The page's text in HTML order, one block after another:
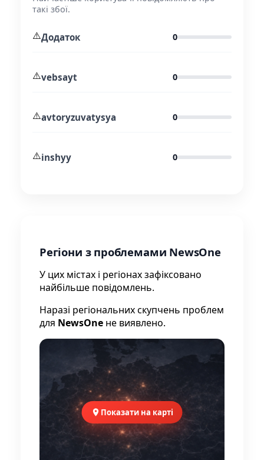
такі збої.
⚠️Додаток 0
⚠️vebsayt 0
⚠️avtoryzuvatysya 0
⚠️inshyy 0
Регіони з проблемами NewsOne
У цих містах і регіонах зафіксовано
найбільше повідомлень.
Наразі регіональних скупчень проблем
для NewsOne не виявлено.
Показати на карті